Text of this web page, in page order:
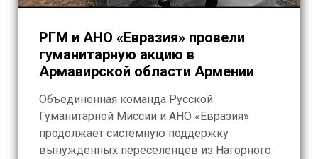
РГМ и АНО «Евразия» провели
гуманитарную акцию в
Армавирской области Армении
Объединенная команда Русской
Гуманитарной Миссии и АНО «Евразия»
продолжает системную поддержку
вынужденных переселенцев из Нагорного